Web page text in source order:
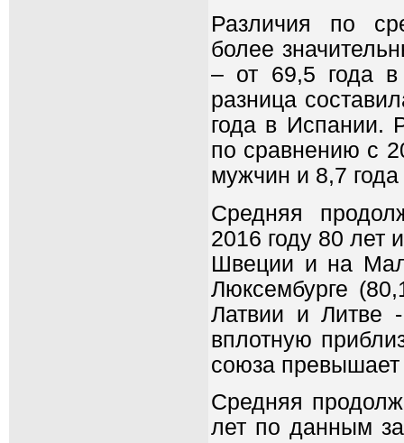
Различия по
более
– от 69,5 года
разница
года в Испании.
по сравнению с
мужчин и 8,7
Средняя
2016 году 80 лет
Швеции и на
Люксембурге
Латвии и Литве
вплотную
союза превышает
Средняя
лет по данным